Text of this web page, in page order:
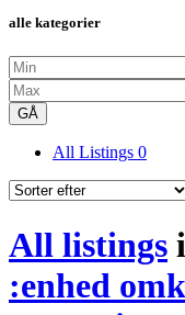
alle kategorier
GÅ
All Listings 0
All listings
:enhed